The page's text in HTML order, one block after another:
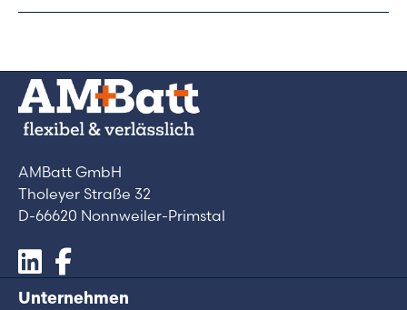
AMBatt GmbH
Tholeyer Straße 32
D-66620 Nonnweiler-Primstal
Unternehmen